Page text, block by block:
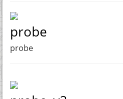
probe
probe